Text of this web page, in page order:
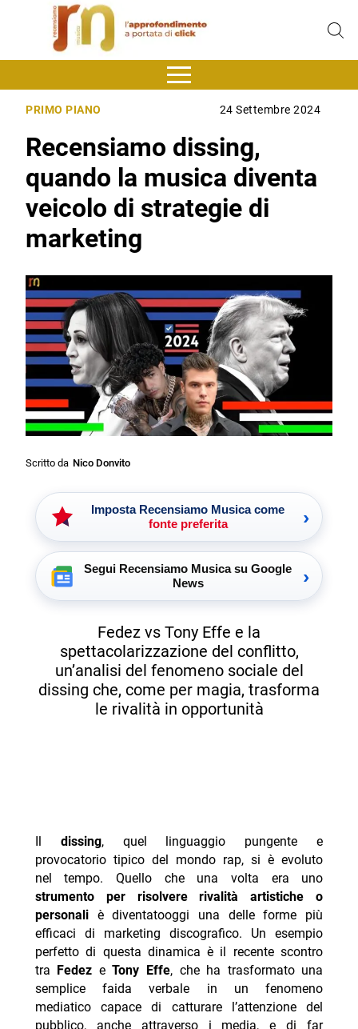
PRIMO PIANO 24 Settembre 2024
Recensiamo dissing,
quando la musica diventa
veicolo di strategie di
marketing
Scritto da Nico Donvito
Imposta Recensiamo Musica come
fonte preferita
›
Segui Recensiamo Musica su Google
News
›
Fedez vs Tony Effe e la
spettacolarizzazione del conflitto,
un’analisi del fenomeno sociale del
dissing che, come per magia, trasforma
le rivalità in opportunità
dissing, quel linguaggio pungente e
provocatorio tipico del mondo rap, si è evoluto
nel tempo. Quello che una volta era uno
strumento per risolvere rivalità artistiche o
personaliè diventatooggi una delle forme più
efficaci di marketing discografico. Un esempio
perfetto di questa dinamica è il recente scontro
tra
Fedez eTony Effe, che ha trasformato una
semplice faida verbale in un fenomeno
mediatico capace di catturare l’attenzione del
pubblico, anche attraverso i media, e di far